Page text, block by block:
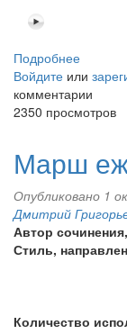
Подробнее
Войдите или
комментарии
2350 просмотров
Марш
Опубликовано 1
Дмитрий
Автор
Стиль,
Количество